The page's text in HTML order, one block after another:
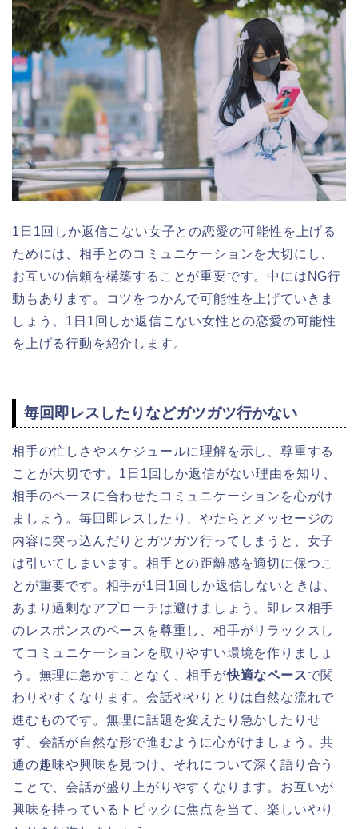
1日1回しか返信こない女子との恋愛の可能性を上げる
ためには、相手とのコミュニケーションを大切にし、
お互いの信頼を構築することが重要です。中にはNG行
動もあります。コツをつかんで可能性を上げていきま
しょう。1日1回しか返信こない女性との恋愛の可能性
を上げる行動を紹介します。
毎回即レスしたりなどガツガツ行かない
相手の忙しさやスケジュールに理解を示し、尊重する
ことが大切です。1日1回しか返信がない理由を知り、
相手のペースに合わせたコミュニケーションを心がけ
ましょう。毎回即レスしたり、やたらとメッセージの
内容に突っ込んだりとガツガツ行ってしまうと、女子
は引いてしまいます。相手との距離感を適切に保つこ
とが重要です。相手が1日1回しか返信しないときは、
あまり過剰なアプローチは避けましょう。即レス相手
のレスポンスのペースを尊重し、相手がリラックスし
てコミュニケーションを取りやすい環境を作りましょ
う。無理に急かすことなく、相手が快適なペースで関
わりやすくなります。会話ややりとりは自然な流れで
進むものです。無理に話題を変えたり急かしたりせ
ず、会話が自然な形で進むように心がけましょう。共
通の趣味や興味を見つけ、それについて深く語り合う
ことで、会話が盛り上がりやすくなります。お互いが
興味を持っているトピックに焦点を当て、楽しいやり